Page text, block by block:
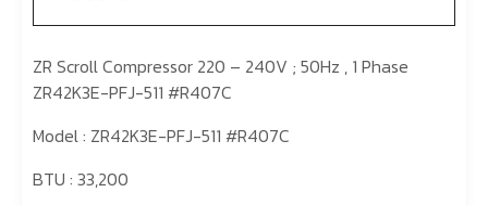
ZR Scroll Compressor 220 – 240V ; 50Hz , 1 Phase
ZR42K3E-PFJ-511 #R407C
Model : ZR42K3E-PFJ-511 #R407C
BTU : 33,200